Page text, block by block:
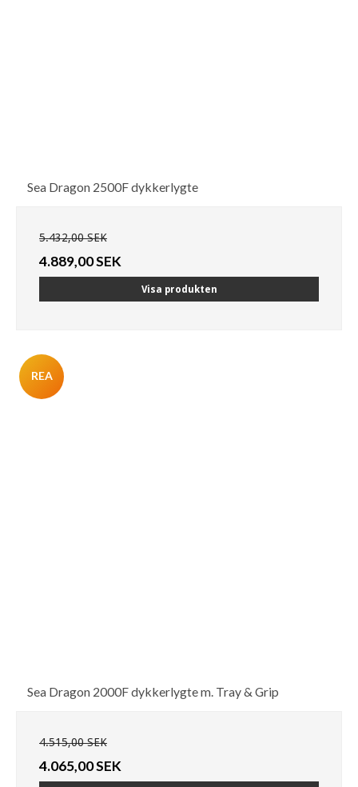
Sea Dragon 2500F dykkerlygte
5.432,00 SEK
4.889,00 SEK
Visa produkten
REA
Sea Dragon 2000F dykkerlygte m. Tray & Grip
4.515,00 SEK
4.065,00 SEK